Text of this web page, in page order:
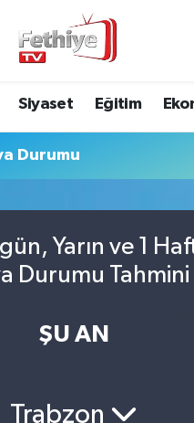
Siyaset Eğitim
Durumu
Yarın ve 1
Durumu Tahmini
ŞU AN
Trabzon
Durumu
Vakitleri
Yoğunluk Haritası
Durumu ve Fikstür
Haberleri